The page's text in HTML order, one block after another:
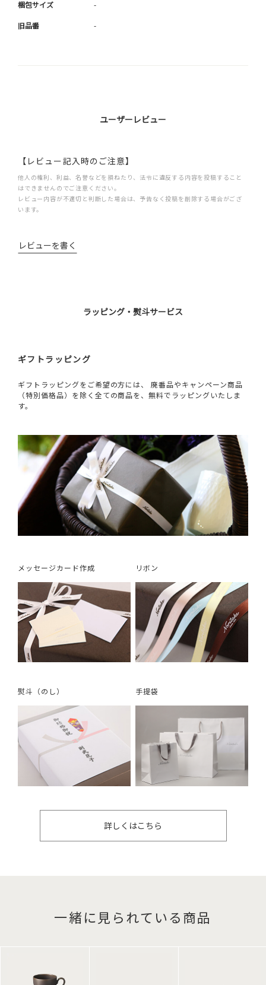
梱包サイズ -
旧品番 -
ユーザーレビュー
【レビュー記入時のご注意】
他人の権利、利益、名誉などを損ねたり、法令に違反する内容を投稿すること
はできませんのでご注意ください。
レビュー内容が不適切と判断した場合は、予告なく投稿を削除する場合がござ
います。
レビューを書く
ラッピング・熨斗サービス
ギフトラッピング
ギフトラッピングをご希望の方には、 廃番品やキャンペーン商品
（特別価格品）を除く全ての商品を、無料でラッピングいたしま
す。
メッセージカード作成 リボン
熨斗（のし） 手提袋
詳しくはこちら
一緒に見られている商品